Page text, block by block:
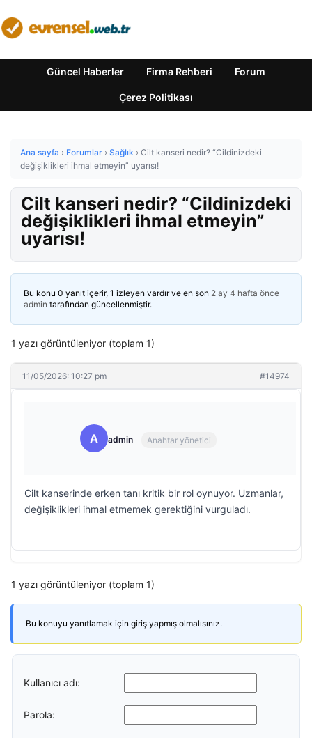
Güncel Haberler Firma Rehberi Forum
Çerez Politikası
Ana sayfa › Forumlar › Sağlık › Cilt kanseri nedir? “Cildinizdeki
değişiklikleri ihmal etmeyin” uyarısı!
Cilt kanseri nedir? “Cildinizdeki
değişiklikleri ihmal etmeyin”
uyarısı!
Bu konu 0 yanıt içerir, 1 izleyen vardır ve en son 2 ay 4 hafta önce
admin tarafından güncellenmiştir.
1 yazı görüntüleniyor (toplam 1)
11/05/2026: 10:27 pm #14974
A admin Anahtar yönetici
Cilt kanserinde erken tanı kritik bir rol oynuyor. Uzmanlar,
değişiklikleri ihmal etmemek gerektiğini vurguladı.
1 yazı görüntüleniyor (toplam 1)
Bu konuyu yanıtlamak için giriş yapmış olmalısınız.
Kullanıcı adı:
Parola: